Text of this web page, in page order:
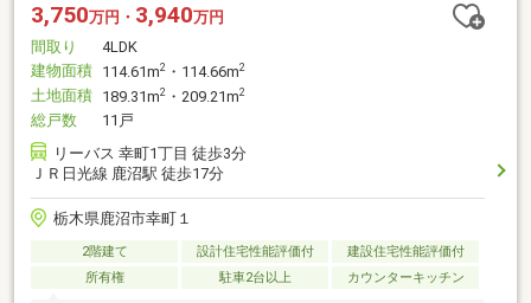
3,750万円・ 3,940万円
間取り
4LDK
建物面積 114.61m2 ・114.66m2
土地面積 189.31m2 ・209.21m2
総戸数
11戸
リーバス 幸町1丁目 徒歩3分
ＪＲ日光線 鹿沼駅 徒歩17分
栃木県鹿沼市幸町１
2階建て 設計住宅性能評価付
建設住宅性能評価付
所有権
駐車2台以上 カウンターキッチン